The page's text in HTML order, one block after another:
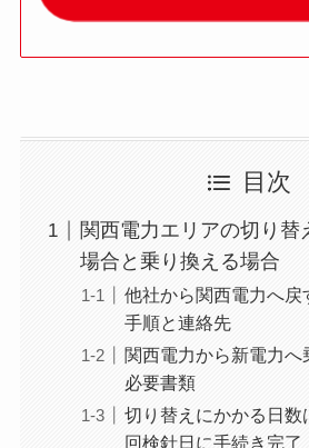
目次
関西電力エリアの切り替
場合と乗り換える場合
他社から関西電力へ戻
手順と連絡先
関西電力から新電力へ
必要書類
切り替えにかかる日数
回検針日に手続き完了